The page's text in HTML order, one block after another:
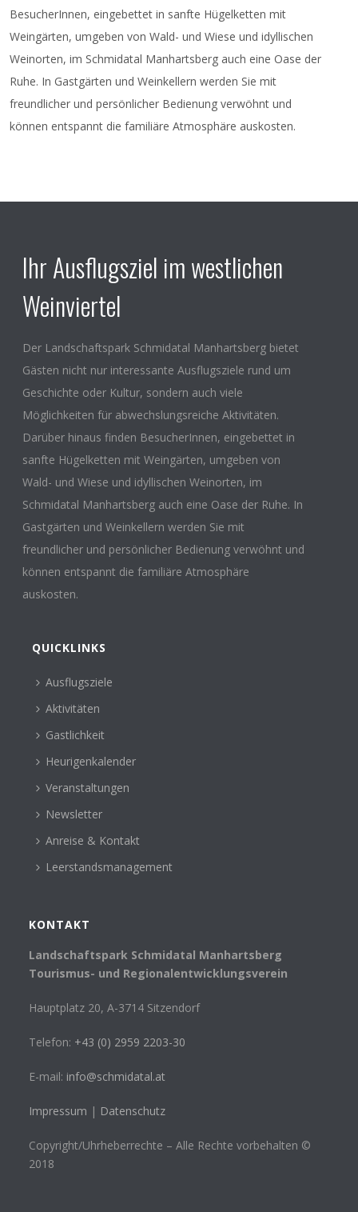
BesucherInnen, eingebettet in sanfte Hügelketten mit
Weingärten, umgeben von Wald- und Wiese und idyllischen
Weinorten, im Schmidatal Manhartsberg auch eine Oase der
Ruhe. In Gastgärten und Weinkellern werden Sie mit
freundlicher und persönlicher Bedienung verwöhnt und
können entspannt die familiäre Atmosphäre auskosten.
Ihr Ausflugsziel im westlichen
Weinviertel
Der Landschaftspark Schmidatal Manhartsberg bietet
Gästen nicht nur interessante Ausflugsziele rund um
Geschichte oder Kultur, sondern auch viele
Möglichkeiten für abwechslungsreiche Aktivitäten.
Darüber hinaus finden BesucherInnen, eingebettet in
sanfte Hügelketten mit Weingärten, umgeben von
Wald- und Wiese und idyllischen Weinorten, im
Schmidatal Manhartsberg auch eine Oase der Ruhe. In
Gastgärten und Weinkellern werden Sie mit
freundlicher und persönlicher Bedienung verwöhnt und
können entspannt die familiäre Atmosphäre
auskosten.
QUICKLINKS
Ausflugsziele
Aktivitäten
Gastlichkeit
Heurigenkalender
Veranstaltungen
Newsletter
Anreise & Kontakt
Leerstandsmanagement
KONTAKT
Landschaftspark Schmidatal Manhartsberg
Tourismus- und Regionalentwicklungsverein
Hauptplatz 20, A-3714 Sitzendorf
Telefon: +43 (0) 2959 2203-30
E-mail: info@schmidatal.at
Impressum | Datenschutz
Copyright/Uhrheberrechte – Alle Rechte vorbehalten ©
2018